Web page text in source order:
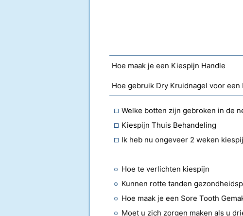
Hoe maak je een Kiespijn Handle
Hoe gebruik Dry Kruidnagel voor een
Welke botten zijn gebroken in de
Kiespijn Thuis Behandeling
Hoe te verlichten kiespijn
Kunnen rotte tanden
Hoe maak je een Sore Tooth